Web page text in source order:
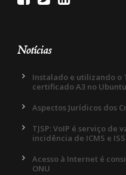
Notícias
Instalado e utilizando o
certificado A3 no Ubuntu
Aspectos Jurídicos dos
TJSP: VoIP é serviço de
incidência de ICMS e ISS
Acesso à Internet é
ONU